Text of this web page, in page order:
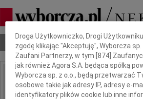
Nekrologi Odeszli Poradnik
IMIĘ I NAZWISKO:
Dbamy o Twoją prywatność
Droga Użytkowniczko, Drogi
zgodę klikając "Akceptuję", Wyborcza sp.
Zaufani Partnerzy, w tym [874 ]
jak również Agora S.A. będąca spółką
Wyborcza sp. z o.o., będą przetwarzać
osobowe takie jak adresy IP, adresy e-
identyfikatory plików cookie lub inne